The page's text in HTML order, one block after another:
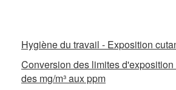
Hygiène du travail - Exposition
Conversion des limites
des mg/m³ aux ppm